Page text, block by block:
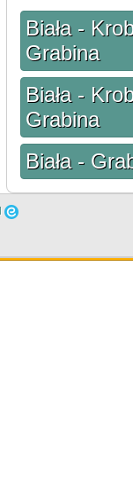
Biała -
Grabina
Biała -
Grabina
Biała -